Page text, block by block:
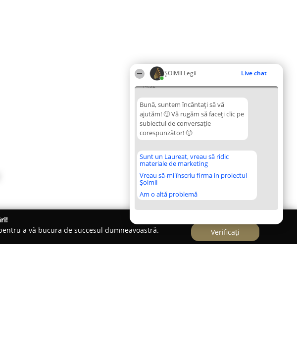
ȘOIMII Legii Live chat
14:32
Bună, suntem încântați să vă
ajutăm! 🙂 Vă rugăm să faceți clic pe
subiectul de conversație
corespunzător! 🙂
Sunt un Laureat, vreau să ridic
materiale de marketing
Vreau să-mi înscriu firma in proiectul
Șoimii
Am o altă problemă
a vă bucura de succesul dumneavoastră.
Verificați